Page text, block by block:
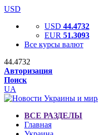
USD
USD 44.4732
EUR 51.3093
Все курсы валют
44.4732
Авторизация
Поиск
UA
ВСЕ РАЗДЕЛЫ
Главная